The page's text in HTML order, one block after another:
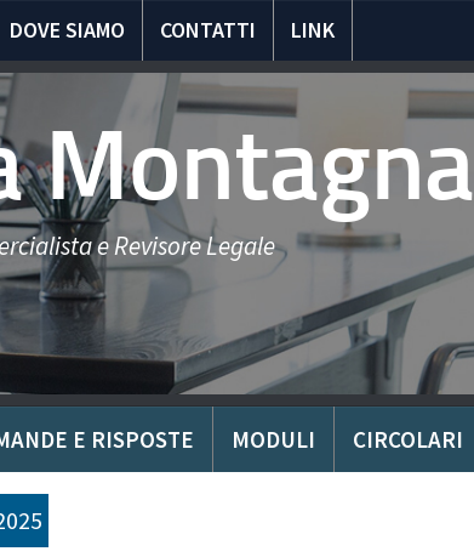
DOVE SIAMO CONTATTI LINK
Montagna
e Revisore Legale
E RISPOSTE MODULI CIRCOLARI